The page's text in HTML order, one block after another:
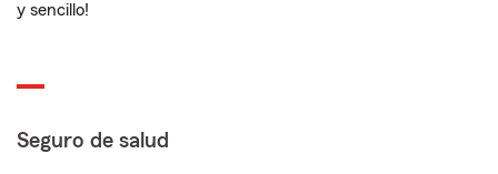
y sencillo!
Seguro de salud